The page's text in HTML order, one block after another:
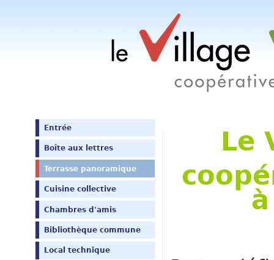
Entrée
Boîte aux lettres
Terrasse panoramique
Cuisine collective
Chambres d'amis
Bibliothèque commune
Local technique
Le